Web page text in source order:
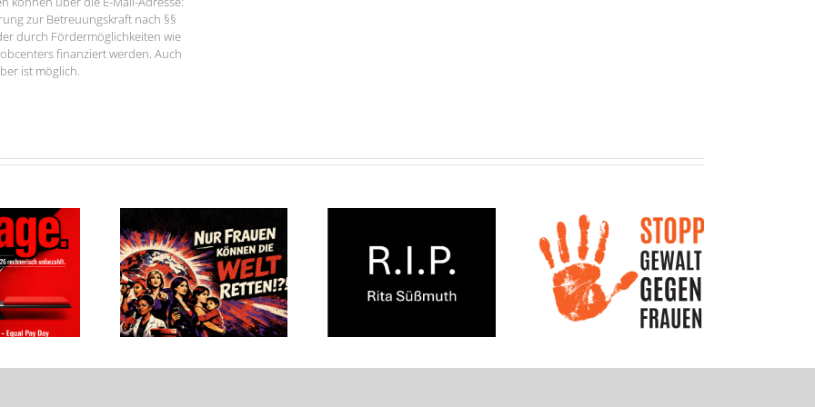
zur Betreuungskraft nach §§
durch Fördermöglichkeiten wie
finanziert werden. Auch
ist möglich.
Frauen-Café –
06.03.2026
Wir trauern …
Internationaler Tag
gegen Gewalt an Frauen:
25 Jahre Engagement
mit Herz